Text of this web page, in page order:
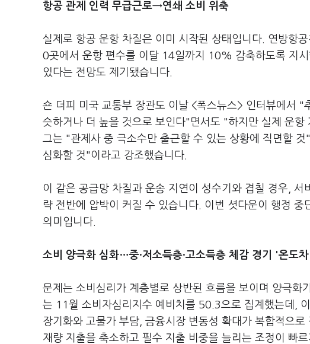
항공 관제 인력 무급근로→연쇄 소비 위축
실제로 항공 운항 차질은 이미 시작된 상태입니다. 연방항
0곳에서 운항 편수를 이달 14일까지 10% 감축하도록 지
있다는 전망도 제기됐습니다.
숀 더피 미국 교통부 장관도 이날 <폭스뉴스> 인터뷰에서 "
슷하거나 더 높을 것으로 보인다"면서도 "하지만 실제 운
그는 "관제사 중 극소수만 출근할 수 있는 상황에 직면할
심화할 것"이라고 강조했습니다.
이 같은 공급망 차질과 운송 지연이 성수기와 겹칠 경우, 서
략 전반에 압박이 커질 수 있습니다. 이번 셧다운이 행정
의미입니다.
소비 양극화 심화…중·저소득층·고소득층 체감 경기 '온도
문제는 소비심리가 계층별로 상반된 흐름을 보이며 양극화
는 11월 소비자심리지수 예비치를 50.3으로 집계했는데,
장기화와 고물가 부담, 금융시장 변동성 확대가 복합적으로
재량 지출을 축소하고 필수 지출 비중을 늘리는 조정이 빠